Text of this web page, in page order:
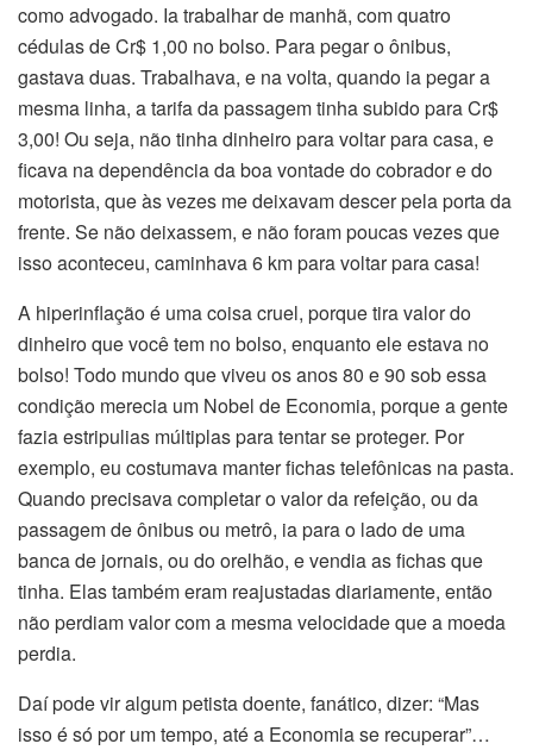
como advogado. Ia trabalhar de manhã, com quatro
cédulas de Cr$ 1,00 no bolso. Para pegar o ônibus,
gastava duas. Trabalhava, e na volta, quando ia pegar a
mesma linha, a tarifa da passagem tinha subido para Cr$
3,00! Ou seja, não tinha dinheiro para voltar para casa, e
ficava na dependência da boa vontade do cobrador e do
motorista, que às vezes me deixavam descer pela porta da
frente. Se não deixassem, e não foram poucas vezes que
isso aconteceu, caminhava 6 km para voltar para casa!
A hiperinflação é uma coisa cruel, porque tira valor do
dinheiro que você tem no bolso, enquanto ele estava no
bolso! Todo mundo que viveu os anos 80 e 90 sob essa
condição merecia um Nobel de Economia, porque a gente
fazia estripulias múltiplas para tentar se proteger. Por
exemplo, eu costumava manter fichas telefônicas na pasta.
Quando precisava completar o valor da refeição, ou da
passagem de ônibus ou metrô, ia para o lado de uma
banca de jornais, ou do orelhão, e vendia as fichas que
tinha. Elas também eram reajustadas diariamente, então
não perdiam valor com a mesma velocidade que a moeda
perdia.
Daí pode vir algum petista doente, fanático, dizer: “Mas
isso é só por um tempo, até a Economia se recuperar”…